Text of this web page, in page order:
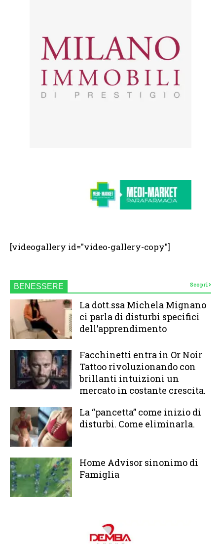
[videogallery id="video-gallery-copy"]
BENESSERE Scopri
La dott.ssa Michela Mignano
ci parla di disturbi specifici
dell’apprendimento
Facchinetti entra in Or Noir
Tattoo rivoluzionando con
brillanti intuizioni un
mercato in costante crescita.
La “pancetta” come inizio di
disturbi. Come eliminarla.
Home Advisor sinonimo di
Famiglia